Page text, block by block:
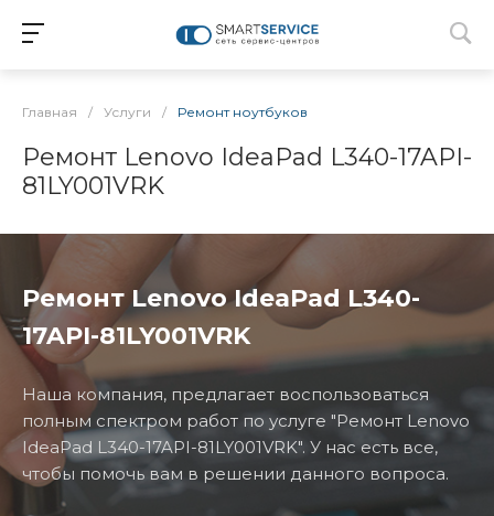
Главная / Услуги / Ремонт ноутбуков
Ремонт Lenovo IdeaPad L340-17API-
81LY001VRK
Ремонт Lenovo IdeaPad L340-
17API-81LY001VRK
Наша компания, предлагает воспользоваться
полным спектром работ по услуге "Ремонт Lenovo
IdeaPad L340-17API-81LY001VRK". У нас есть все,
чтобы помочь вам в решении данного вопроса.